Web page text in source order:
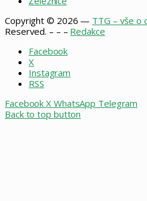
Copyright © 2026 — TTG – vše o
Reserved. – – – Redakce
Facebook
X
Instagram
RSS
Facebook X WhatsApp Telegram
Back to top button